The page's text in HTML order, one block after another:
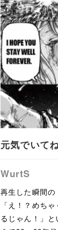
元気でいてね
WurtS
再生した瞬間
「え！？めち
るじゃん！」